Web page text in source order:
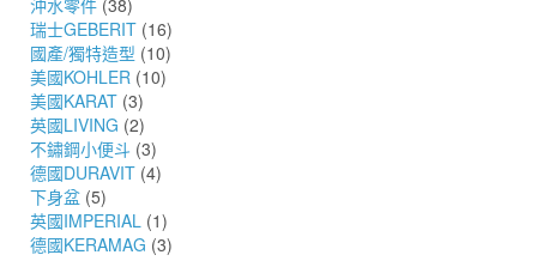
沖水零件 (38)
瑞士GEBERIT (16)
國產/獨特造型 (10)
美國KOHLER (10)
美國KARAT (3)
英國LIVING (2)
不鏽鋼小便斗 (3)
德國DURAVIT (4)
下身盆 (5)
英國IMPERIAL (1)
德國KERAMAG (3)